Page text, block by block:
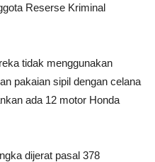
Reserse Kriminal
tidak menggunakan
pakaian sipil dengan celana
ada 12 motor Honda
dijerat pasal 378